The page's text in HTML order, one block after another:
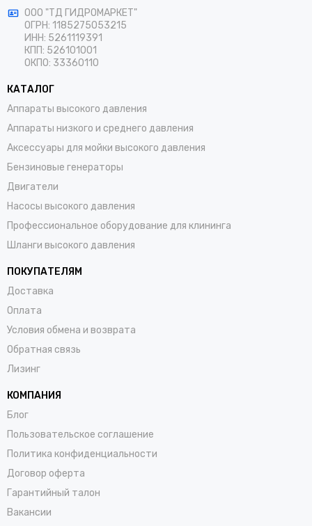
ООО "ТД ГИДРОМАРКЕТ"
ОГРН: 1185275053215
ИНН: 5261119391
КПП: 526101001
ОКПО: 33360110
КАТАЛОГ
Аппараты высокого давления
Аппараты низкого и среднего давления
Аксессуары для мойки высокого давления
Бензиновые генераторы
Двигатели
Насосы высокого давления
Профессиональное оборудование для клининга
Шланги высокого давления
ПОКУПАТЕЛЯМ
Доставка
Оплата
Условия обмена и возврата
Обратная связь
Лизинг
КОМПАНИЯ
Блог
Пользовательское соглашение
Политика конфиденциальности
Договор оферта
Гарантийный талон
Вакансии